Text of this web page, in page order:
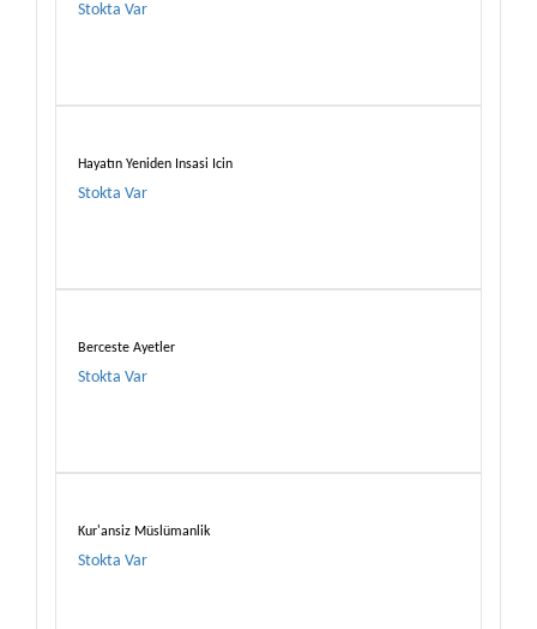
Stokta Var
Hayatın Yeniden Insasi Icin
Stokta Var
Berceste Ayetler
Stokta Var
Kur'ansiz Müslümanlik
Stokta Var